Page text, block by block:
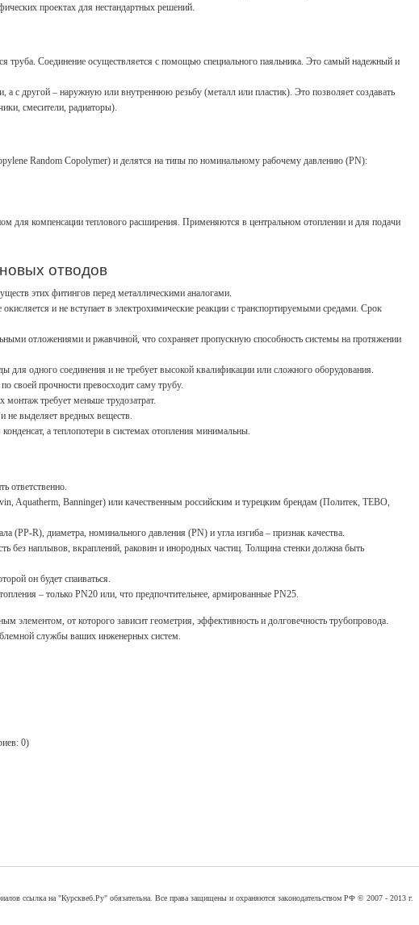
проектах для нестандартных решений.
труба. Соединение осуществляется с помощью специального паяльника. Это самый надежный и
с другой – наружную или внутреннюю резьбу (металл или пластик). Это позволяет создавать
смесители, радиаторы).
Random Copolymer) и делятся на типы по номинальному рабочему давлению (PN):
для компенсации теплового расширения. Применяются в центральном отоплении и для подачи
отводов
этих фитингов перед металлическими аналогами.
и не вступает в электрохимические реакции с транспортируемыми средами. Срок
отложениями и ржавчиной, что сохраняет пропускную способность системы на протяжении
для одного соединения и не требует высокой квалификации или сложного оборудования.
своей прочности превосходит саму трубу.
требует меньше трудозатрат.
не выделяет вредных веществ.
а теплопотери в системах отопления минимальны.
ответственно.
Aquatherm, Banninger) или качественным российским и турецким брендам (Политек, TEBO,
(PP-R), диаметра, номинального давления (PN) и угла изгиба – признак качества.
без наплывов, вкраплений, раковин и инородных частиц. Толщина стенки должна быть
он будет спаиваться.
– только PN20 или, что предпочтительнее, армированные PN25.
элементом, от которого зависит геометрия, эффективность и долговечность трубопровода.
службы ваших инженерных систем.
0)
ссылка на "Курсквеб.Ру" обязательна. Все права защищены и охраняются законодательством РФ © 2007 - 2013 г.